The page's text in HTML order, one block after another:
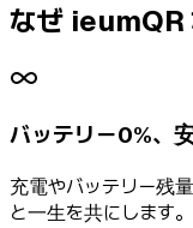
なぜ ieumQR
バッテリー0%、
充電やバッテリー残
と一生を共にします。